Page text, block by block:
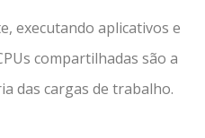
executando aplicativos e
compartilhadas são a
das cargas de trabalho.